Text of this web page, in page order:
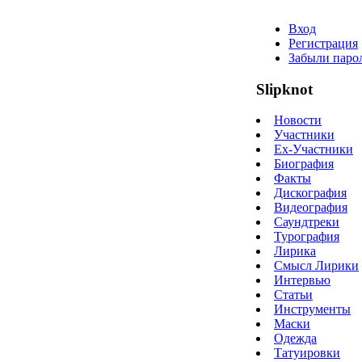
Вход
Регистрация
Забыли
Slipknot
Новости
Участники
Ex-Участники
Биография
Факты
Дискография
Видеография
Саундтреки
Турография
Лирика
Смысл Лирики
Интервью
Статьи
Инструменты
Маски
Одежда
Татуировки